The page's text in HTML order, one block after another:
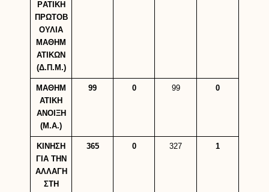
ΡATIKH
ΠΡΩΤΟΒ
ΟΥΛΙΑ
ΜΑΘΗΜ
ΑΤΙΚΩΝ
(Δ.Π.Μ.)
ΜΑΘΗΜ
ΑΤΙΚΗ
ΑΝΟΙΞΗ
(Μ.Α.)
99 0 99 0
ΚΙΝΗΣΗ
ΓΙΑ ΤΗΝ
ΑΛΛΑΓΗ
ΣΤΗ
365 0 327 1